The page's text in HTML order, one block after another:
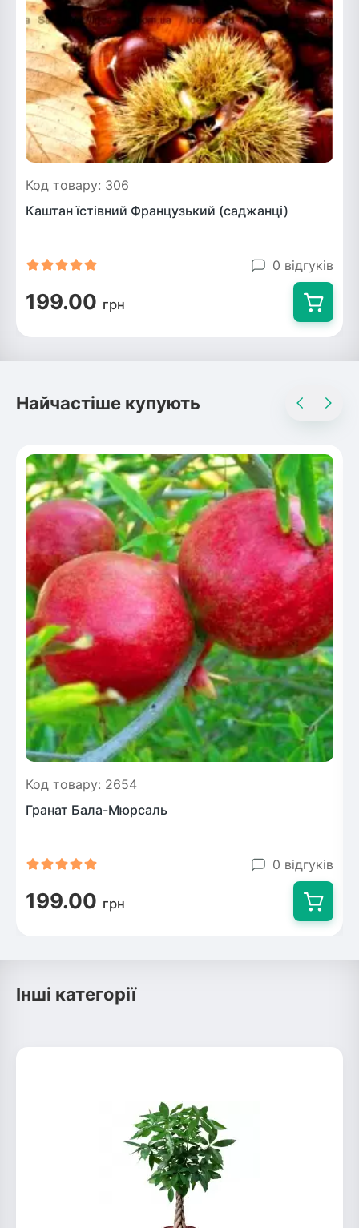
Код товару: 306
Каштан їстівний Французький (саджанці)
0 відгуків
199.00 грн
Найчастіше купують
Код товару: 2654
Гранат Бала-Мюрсаль
0 відгуків
199.00 грн
Інші категорії